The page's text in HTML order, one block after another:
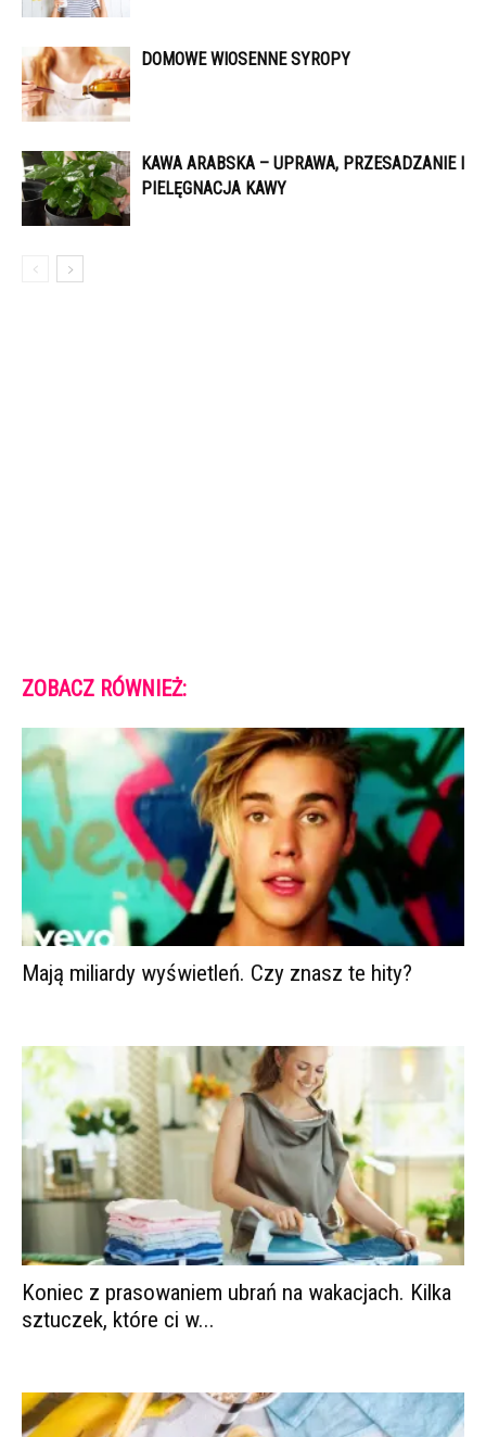
DOMOWE WIOSENNE SYROPY
KAWA ARABSKA – UPRAWA, PRZESADZANIE I
PIELĘGNACJA KAWY
ZOBACZ RÓWNIEŻ:
Mają miliardy wyświetleń. Czy znasz te hity?
Koniec z prasowaniem ubrań na wakacjach. Kilka
sztuczek, które ci w...